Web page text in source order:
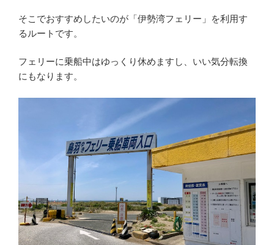
そこでおすすめしたいのが「伊勢湾フェリー」を利用す
るルートです。
フェリーに乗船中はゆっくり休めますし、いい気分転換
にもなります。